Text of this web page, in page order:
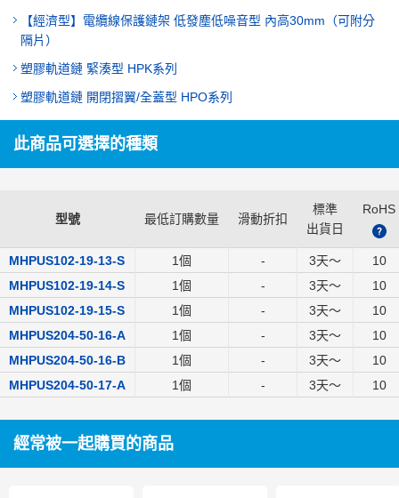
【經濟型】電纜線保護鏈架 低發塵低噪音型 內高30mm（可附分
隔片）
塑膠軌道鏈 緊湊型 HPK系列
塑膠軌道鏈 開閉摺翼/全蓋型 HPO系列
此商品可選擇的種類
型號 最低訂購數量 滑動折扣
標準
出貨日
RoHS
MHPUS102-19-13-S
1個 - 3天～
10
MHPUS102-19-14-S
1個 - 3天～
10
MHPUS102-19-15-S
1個 - 3天～
10
MHPUS204-50-16-A
1個 - 3天～
10
MHPUS204-50-16-B
1個 - 3天～
10
MHPUS204-50-17-A
1個 - 3天～ 10
經常被一起購買的商品